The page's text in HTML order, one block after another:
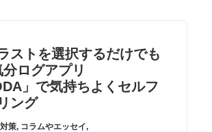
ストを選択するだけでも
ログアプリ
」で気持ちよくセルフ
ング
策, コラムやエッセイ,